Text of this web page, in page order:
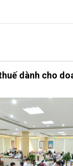
dành cho